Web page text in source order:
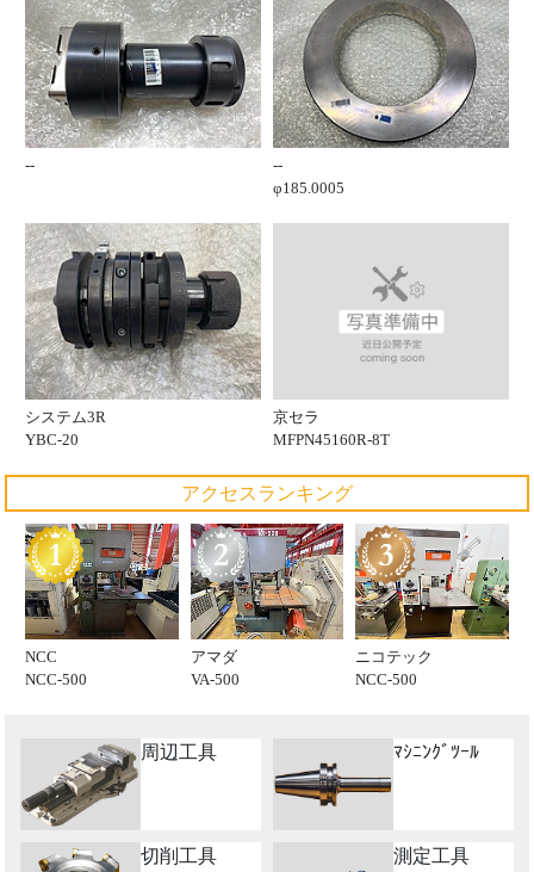
--
--
φ185.0005
システム3R
YBC-20
京セラ
MFPN45160R-8T
アクセスランキング
NCC
NCC-500
アマダ
VA-500
ニコテック
NCC-500
周辺工具 ﾏｼﾆﾝｸﾞﾂｰﾙ
切削工具 測定工具